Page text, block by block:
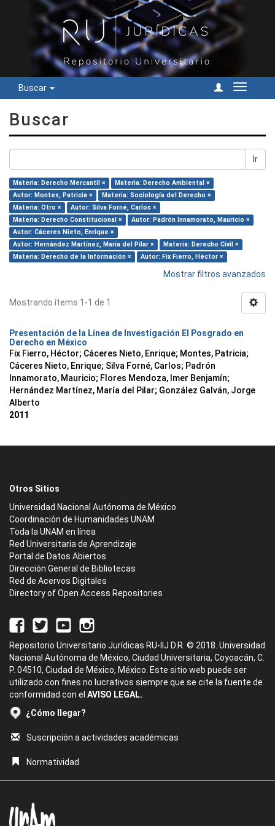
Buscar
Cambiar
Buscar
Ir
Materia: Derecho Mercantil ×
Materia: Derecho Ambiental ×
Autor: Montes, Patricia ×
Materia: Sociología del Derecho ×
Materia: Otro ×
Autor: Silva Forné, Carlos ×
Materia: Derecho Constitucional ×
Autor: Padrón Innamorato, Mauricio ×
Autor: Cáceres Nieto, Enrique ×
Autor: Hernández Martínez, María del Pilar ×
Materia: Derecho Civil ×
Materia: Derecho de la Información ×
Autor: Fix Fierro, Héctor ×
Mostrar filtros avanzados
Mostrando ítems 1-1 de 1
Presentación de la Línea de Investigación El Posgrado en
Derecho en México
Fix Fierro, Héctor; Cáceres Nieto, Enrique; Montes, Patricia;
Cáceres Nieto, Enrique; Silva Forné, Carlos; Padrón
Innamorato, Mauricio; Flores Mendoza, Imer Benjamín;
Hernández Martínez, María del Pilar; González Galván, Jorge
Alberto
2011
Otros Sitios
Universidad Nacional Autónoma de México
Coordinación de Humanidades UNAM
Toda la UNAM en línea
Red Universitaria de Aprendizaje
Portal de Datos Abiertos
Dirección General de Bibliotecas
Red de Acervos Digitales
Directory of Open Access Repositories
Repositorio Universitario Jurídicas RU-IIJ D.R. © 2018. Universidad
Nacional Autónoma de México, Ciudad Universitaria, Coyoacán, C.
P. 04510, Ciudad de México, México. Este sitio web puede ser
utilizado con fines no lucrativos siempre que se cite la fuente de
conformidad con el AVISO LEGAL.
¿Cómo llegar?
Suscripción a actividades académicas
Normatividad